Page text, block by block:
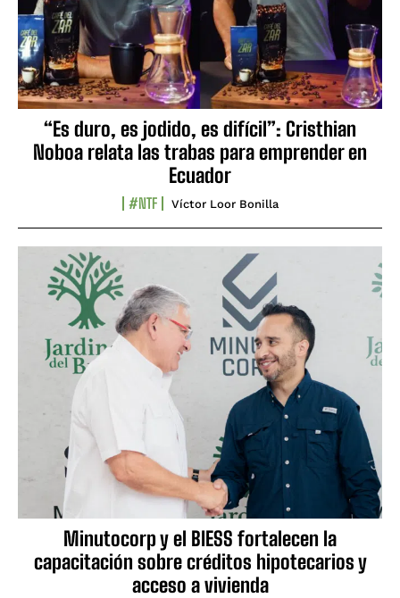
“Es duro, es jodido, es difícil”: Cristhian
Noboa relata las trabas para emprender en
Ecuador
#NTF Víctor Loor Bonilla
Minutocorp y el BIESS fortalecen la
capacitación sobre créditos hipotecarios y
acceso a vivienda